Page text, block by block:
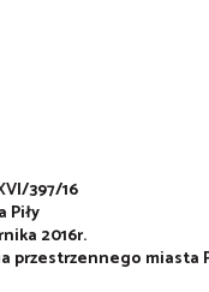
397/16
Piły
2016r.
przestrzennego miasta